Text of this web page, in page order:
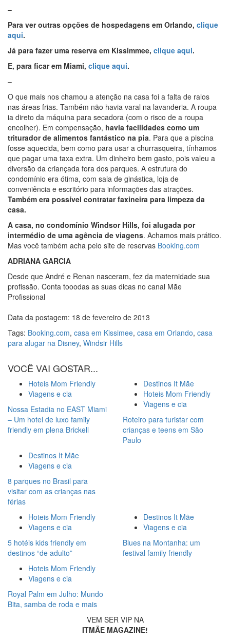
–
Para ver outras opções de hospedagens em Orlando, clique
aqui.
Já para fazer uma reserva em Kissimmee, clique aqui.
E, para ficar em Miami, clique aqui.
–
O que mais nos chamou a atenção na casa foi a falta de ralos
nas áreas frias. Também não havia varal na lavanderia. A roupa
ia direto da máquina para secadora (com o risco de a roupa
encolher). Em compensação, havia facilidades como um
triturador de alimentos fantástico na pia. Para que a piscina
fosse aquecida, bem como para usar a churrasqueira, tínhamos
que pagar uma taxa extra. Um dinheiro bem gasto, pois valeu a
diversão da criançada fora dos parques. A estrutura do
condomínio era ótima, com sala de ginástica, loja de
conveniência e escritório para informações das atrações.
Também era possível contratar faxineira para limpeza da
casa.
A casa, no condomínio Windsor Hills, foi alugada por
intermédio de uma agência de viagens. Achamos mais prático.
Mas você também acha pelo site de reservas Booking.com
ADRIANA GARCIA
Desde que André e Renan nasceram, fez da maternidade sua
profissão. Conta tooodas as suas dicas no canal Mãe
Profissional
Data da postagem: 18 de fevereiro de 2013
Tags: Booking.com, casa em Kissimee, casa em Orlando, casa
para alugar na Disney, Windsir Hills
VOCÊ VAI GOSTAR...
Hoteis Mom Friendly
Viagens e cia
Nossa Estadia no EAST Miami
– Um hotel de luxo family
friendly em plena Brickell
Destinos It Mãe
Hoteis Mom Friendly
Viagens e cia
Roteiro para turistar com
crianças e teens em São
Paulo
Destinos It Mãe
Viagens e cia
8 parques no Brasil para
visitar com as crianças nas
férias
Hoteis Mom Friendly
Viagens e cia
5 hotéis kids friendly em
destinos “de adulto”
Destinos It Mãe
Viagens e cia
Blues na Montanha: um
festival family friendly
Hoteis Mom Friendly
Viagens e cia
Royal Palm em Julho: Mundo
Bita, samba de roda e mais
VEM SER VIP NA
ITMÃE MAGAZINE!